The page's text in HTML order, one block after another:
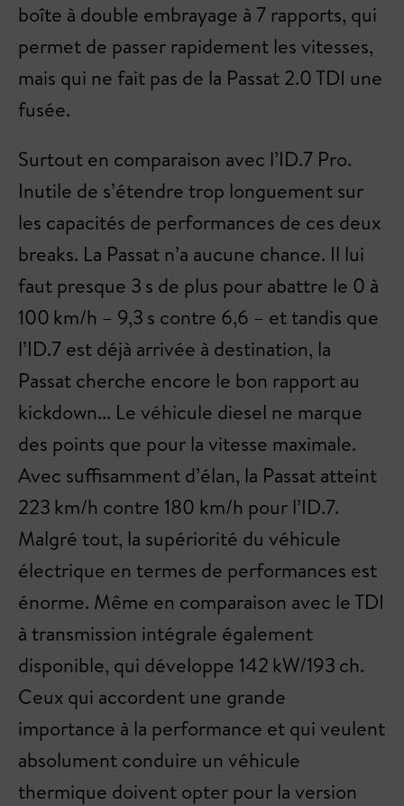
boîte à double embrayage à 7 rapports, qui
permet de passer rapidement les vitesses,
mais qui ne fait pas de la Passat 2.0 TDI une
fusée.
Surtout en comparaison avec l’ID.7 Pro.
Inutile de s’étendre trop longuement sur
les capacités de performances de ces deux
breaks. La Passat n’a aucune chance. Il lui
faut presque 3 s de plus pour abattre le 0 à
100 km/h – 9,3 s contre 6,6 – et tandis que
l’ID.7 est déjà arrivée à destination, la
Passat cherche encore le bon rapport au
kickdown... Le véhicule diesel ne marque
des points que pour la vitesse maximale.
Avec suffisamment d’élan, la Passat atteint
223 km/h contre 180 km/h pour l’ID.7.
Malgré tout, la supériorité du véhicule
électrique en termes de performances est
énorme. Même en comparaison avec le TDI
à transmission intégrale également
disponible, qui développe 142 kW/193 ch.
Ceux qui accordent une grande
importance à la performance et qui veulent
absolument conduire un véhicule
thermique doivent opter pour la version